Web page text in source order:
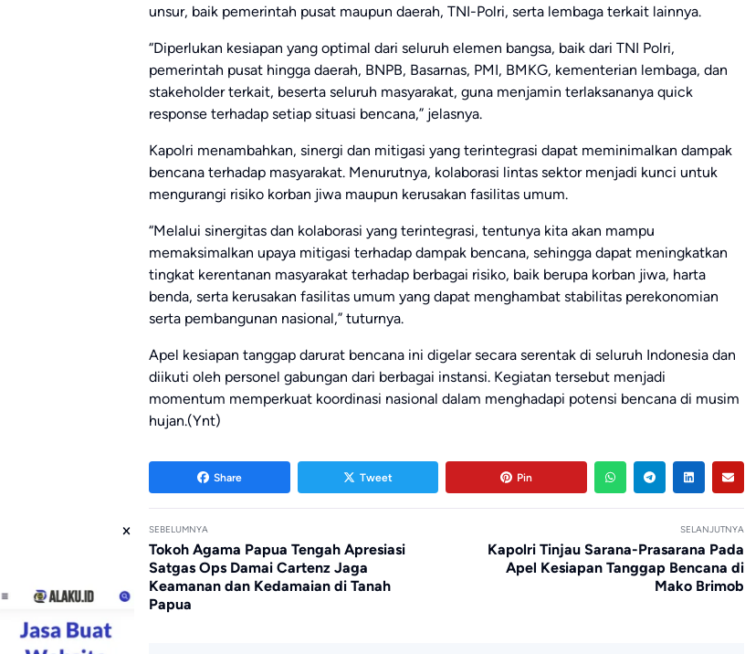
unsur, baik pemerintah pusat maupun daerah, TNI-Polri, serta lembaga terkait lainnya.
“Diperlukan kesiapan yang optimal dari seluruh elemen bangsa, baik dari TNI Polri,
pemerintah pusat hingga daerah, BNPB, Basarnas, PMI, BMKG, kementerian lembaga, dan
stakeholder terkait, beserta seluruh masyarakat, guna menjamin terlaksananya quick
response terhadap setiap situasi bencana,” jelasnya.
Kapolri menambahkan, sinergi dan mitigasi yang terintegrasi dapat meminimalkan dampak
bencana terhadap masyarakat. Menurutnya, kolaborasi lintas sektor menjadi kunci untuk
mengurangi risiko korban jiwa maupun kerusakan fasilitas umum.
“Melalui sinergitas dan kolaborasi yang terintegrasi, tentunya kita akan mampu
memaksimalkan upaya mitigasi terhadap dampak bencana, sehingga dapat meningkatkan
tingkat kerentanan masyarakat terhadap berbagai risiko, baik berupa korban jiwa, harta
benda, serta kerusakan fasilitas umum yang dapat menghambat stabilitas perekonomian
serta pembangunan nasional,” tuturnya.
Apel kesiapan tanggap darurat bencana ini digelar secara serentak di seluruh Indonesia dan
diikuti oleh personel gabungan dari berbagai instansi. Kegiatan tersebut menjadi
momentum memperkuat koordinasi nasional dalam menghadapi potensi bencana di musim
hujan.(Ynt)
Share Tweet Pin
SEBELUMNYA
Tokoh Agama Papua Tengah Apresiasi
Satgas Ops Damai Cartenz Jaga
Keamanan dan Kedamaian di Tanah
Papua
SELANJUTNYA
Kapolri Tinjau Sarana-Prasarana Pada
Apel Kesiapan Tanggap Bencana di
Mako Brimob